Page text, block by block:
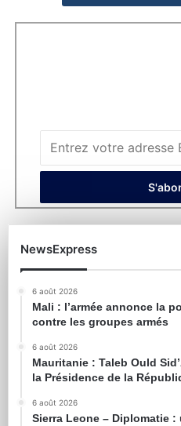
NewsExpress
6 août 2026
Mali : l’armée annonce la
contre les groupes armés
6 août 2026
Mauritanie : Taleb Ould
la Présidence de la
6 août 2026
Sierra Leone – Diplomatie